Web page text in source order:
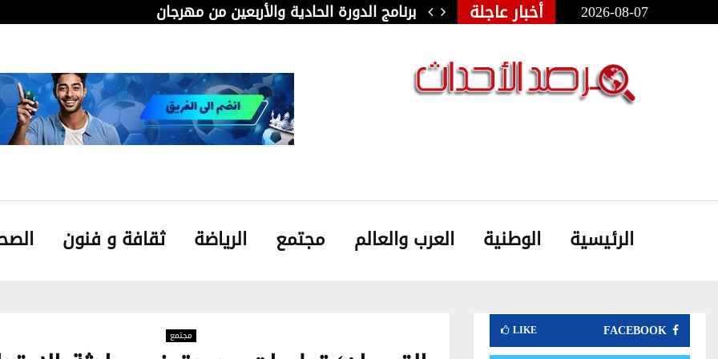
2026-08-07 أخبار عاجلة
للفنون الشعبية بأوذنة: نجلاء… برنامج الدورة الحادية والأربعين من مهرجان قابس…
الرئيسية الوطنية العرب والعالم مجتمع الرياضة ثقافة و فنون
مجتمع FACEBOOK
LIKE